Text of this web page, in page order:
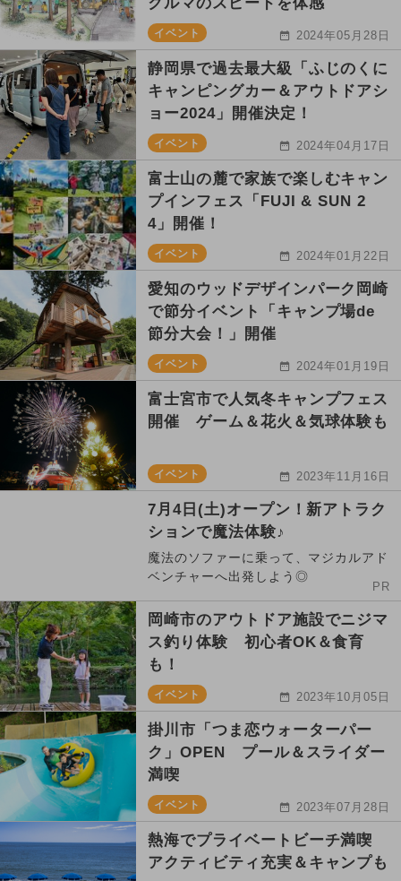
イベント 2024年05月28日
静岡県で過去最大級「ふじのくに
キャンピングカー＆アウトドアシ
ョー2024」開催決定！
イベント 2024年04月17日
富士山の麓で家族で楽しむキャン
プインフェス「FUJI & SUN 2
4」開催！
イベント 2024年01月22日
愛知のウッドデザインパーク岡崎
で節分イベント「キャンプ場de
節分大会！」開催
イベント 2024年01月19日
富士宮市で人気冬キャンプフェス
開催 ゲーム＆花火＆気球体験も
イベント 2023年11月16日
7月4日(土)オープン！新アトラク
ションで魔法体験♪
魔法のソファーに乗って、マジカルアド
ベンチャーへ出発しよう◎
PR
岡崎市のアウトドア施設でニジマ
ス釣り体験 初心者OK＆食育
も！
イベント 2023年10月05日
掛川市「つま恋ウォーターパー
ク」OPEN プール＆スライダー
満喫
イベント 2023年07月28日
熱海でプライベートビーチ満喫
アクティビティ充実＆キャンプも